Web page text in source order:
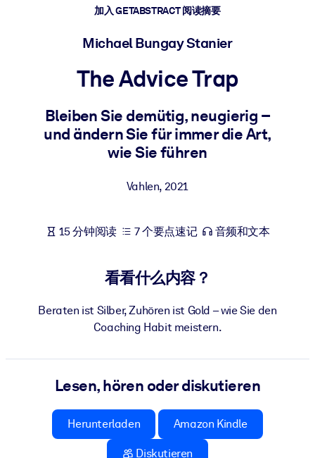
将简短且经过验证的知识引入您的 LMS/LXP，以获得更强的学习效
果。
用值得信赖且即插即用的商业知识丰富您的企业图书馆。
利用可靠、结构化的知识为您的人工智能系统提供动力，以改善输
加入 GETABSTRACT 阅读摘要
Michael Bungay Stanier
The Advice Trap
Bleiben Sie demütig, neugierig –
und ändern Sie für immer die Art,
wie Sie führen
Vahlen, 2021
15 分钟阅读 7 个要点速记 音频和文本
看看什么内容？
Beraten ist Silber, Zuhören ist Gold – wie Sie den
Coaching Habit meistern.
Lesen, hören oder diskutieren
Herunterladen Amazon Kindle
Diskutieren